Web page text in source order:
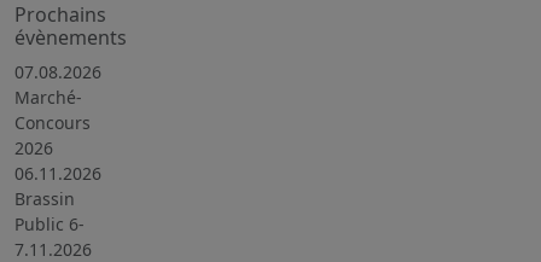
Prochains
évènements
07.08.2026
Marché-
Concours
2026
06.11.2026
Brassin
Public 6-
7.11.2026